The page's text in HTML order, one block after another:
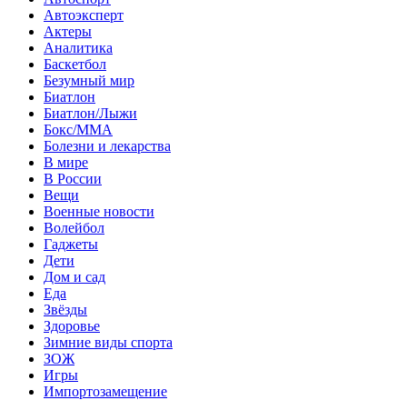
Автоэксперт
Актеры
Аналитика
Баскетбол
Безумный мир
Биатлон
Биатлон/Лыжи
Бокс/MMA
Болезни и лекарства
В мире
В России
Вещи
Военные новости
Волейбол
Гаджеты
Дети
Дом и сад
Еда
Звёзды
Здоровье
Зимние виды спорта
ЗОЖ
Игры
Импортозамещение